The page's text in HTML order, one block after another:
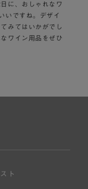
に、おしゃれなワ
いですね。デザイ
みてはいかがでし
ワイン用品をぜひ
ト